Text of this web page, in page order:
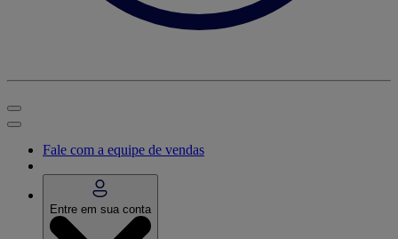
Fale com a equipe de vendas
Entre em sua conta